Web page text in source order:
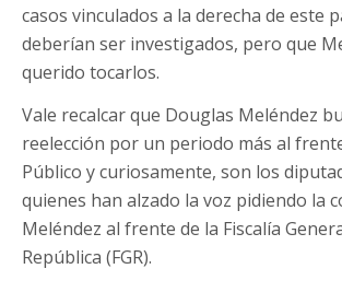
casos vinculados a la derecha de este
deberían ser investigados, pero que
querido tocarlos.
Vale recalcar que Douglas Meléndez
reelección por un periodo más al
Público y curiosamente, son los
quienes han alzado la voz pidiendo la
Meléndez al frente de la Fiscalía
República (FGR).